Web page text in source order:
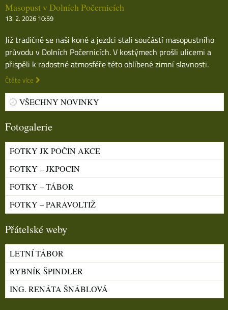
Masopust v Dolních Počernicích
13. 2. 2026 10:59
Již tradičně se naši koně a jezdci stali součástí masopustního
průvodu v Dolních Počernicích. V kostýmech prošli ulicemi a
přispěli k radostné atmosféře této oblíbené zimní slavnosti.
Čtěte více
VŠECHNY NOVINKY
Fotogalerie
FOTKY JK POČIN AKCE
FOTKY – JKPOCIN
FOTKY – TÁBOR
FOTKY – PARAVOLTIŽ
Přátelské weby
LETNÍ TÁBOR
RYBNÍK ŠPINDLER
ING. RENÁTA ŠNÁBLOVÁ